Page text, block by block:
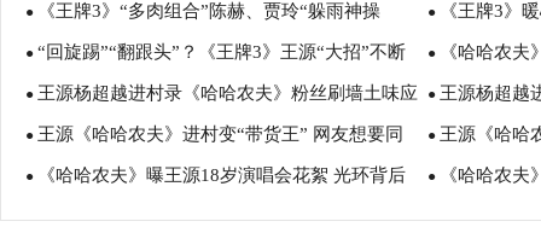
3》追忆“新白娘子”情缘获网友盛赞 辱”？ 林依晨
● 《王牌3》“多肉组合”陈赫、贾玲“躲雨神操
作”笑翻网友
● 《王牌3》
“惪”精神碰
● “回旋踢”“翻跟头”？《王牌3》王源“大招”不断
引惊呼 刘嘉玲惨遭现场“搜包”惊现
● 《哈哈农
声
● 王源杨超越进村录《哈哈农夫》粉丝刷墙土味应
援
● 王源杨超越
援
● 王源《哈哈农夫》进村变“带货王” 网友想要同
款
● 王源《哈哈
款
● 《哈哈农夫》曝王源18岁演唱会花絮 光环背后
有辛酸
● 《哈哈农
泥巴”